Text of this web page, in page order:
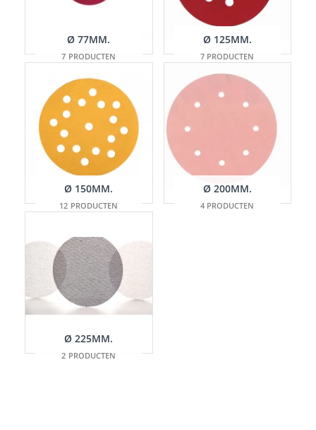
Ø 77MM.
7 PRODUCTEN
Ø 125MM.
7 PRODUCTEN
Ø 150MM.
12 PRODUCTEN
Ø 200MM.
4 PRODUCTEN
Ø 225MM.
2 PRODUCTEN